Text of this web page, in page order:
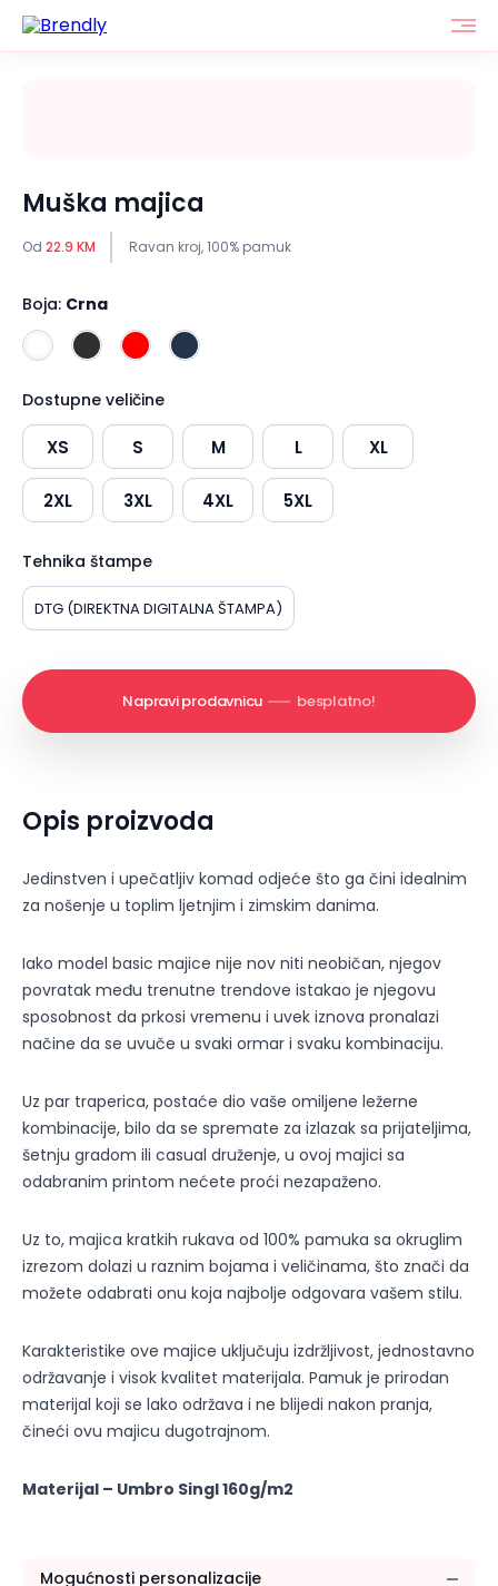
Muška majica
Od 22.9 KM Ravan kroj, 100% pamuk
Boja: Crna
Dostupne veličine
XS S M L XL
2XL 3XL 4XL 5XL
Tehnika štampe
DTG (DIREKTNA DIGITALNA ŠTAMPA)
Napravi prodavnicu besplatno!
Opis proizvoda
Jedinstven i upečatljiv komad odjeće što ga čini idealnim
za nošenje u toplim ljetnjim i zimskim danima.
Iako model basic majice nije nov niti neobičan, njegov
povratak među trenutne trendove istakao je njegovu
sposobnost da prkosi vremenu i uvek iznova pronalazi
načine da se uvuče u svaki ormar i svaku kombinaciju.
Uz par traperica, postaće dio vaše omiljene ležerne
kombinacije, bilo da se spremate za izlazak sa prijateljima,
šetnju gradom ili casual druženje, u ovoj majici sa
odabranim printom nećete proći nezapaženo.
Uz to, majica kratkih rukava od 100% pamuka sa okruglim
izrezom dolazi u raznim bojama i veličinama, što znači da
možete odabrati onu koja najbolje odgovara vašem stilu.
Karakteristike ove majice uključuju izdržljivost, jednostavno
održavanje i visok kvalitet materijala. Pamuk je prirodan
materijal koji se lako održava i ne blijedi nakon pranja,
čineći ovu majicu dugotrajnom.
Materijal – Umbro Singl 160g/m2
Mogućnosti personalizacije